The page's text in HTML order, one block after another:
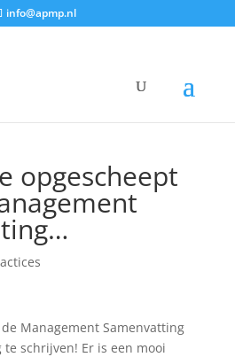
info@apmp.nl
En nu zit je opgescheept met
opgescheept
de Management Samenvatting
schrijven! Er is een mooi